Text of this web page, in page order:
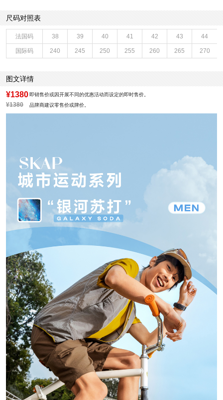
40码鞋宽参考(男)：10.5CM
鞋面内里材质：猪皮革
性别：男子
皮质特征：软面皮
上市时间：2026年春季
鞋帮：低帮
鞋底材质：橡胶底
里料材质：猪皮革
40码鞋长参考(男)：29.5CM
色系：米色
风格：休闲
闭合方式：系带
尺码对照表
法国码 38 39 40 41 42 43 44
国际码 240 245 250 255 260 265 270
图文详情
¥1380 即销售价或因开展不同的优惠活动而设定的即时售价。
¥1380 品牌商建议零售价或牌价。